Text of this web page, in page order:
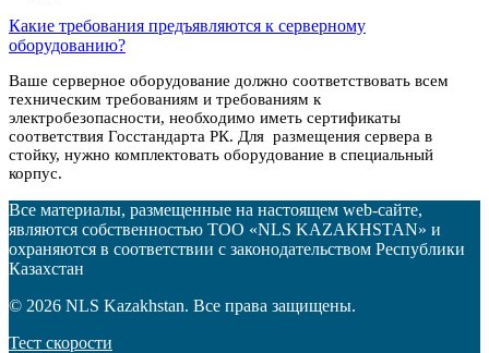
Какие требования предъявляются к серверному
оборудованию?
Ваше серверное оборудование должно соответствовать всем
техническим требованиям и требованиям к
электробезопасности, необходимо иметь сертификаты
соответствия Госстандарта РК. Для размещения сервера в
стойку, нужно комплектовать оборудование в специальный
корпус.
Все материалы, размещенные на настоящем web-сайте,
являются собственностью ТОО «NLS KAZAKHSTAN» и
охраняются в соответствии с законодательством Республики
Казахстан
© 2026 NLS Kazakhstan. Все права защищены.
Тест скорости